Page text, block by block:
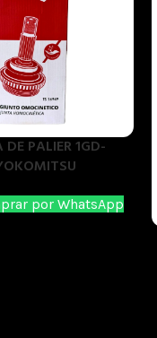
DE PALIER 1GD-
por WhatsApp